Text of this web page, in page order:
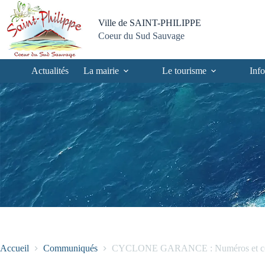
Passer
contenu
Passer
menu
Aller
recherche
Aller
pied
page
Ville de SAINT-PHILIPPE
Coeur du Sud Sauvage
Actualités La mairie Le tourisme
Accueil Communiqués CYCLONE GARANCE : Numéros et